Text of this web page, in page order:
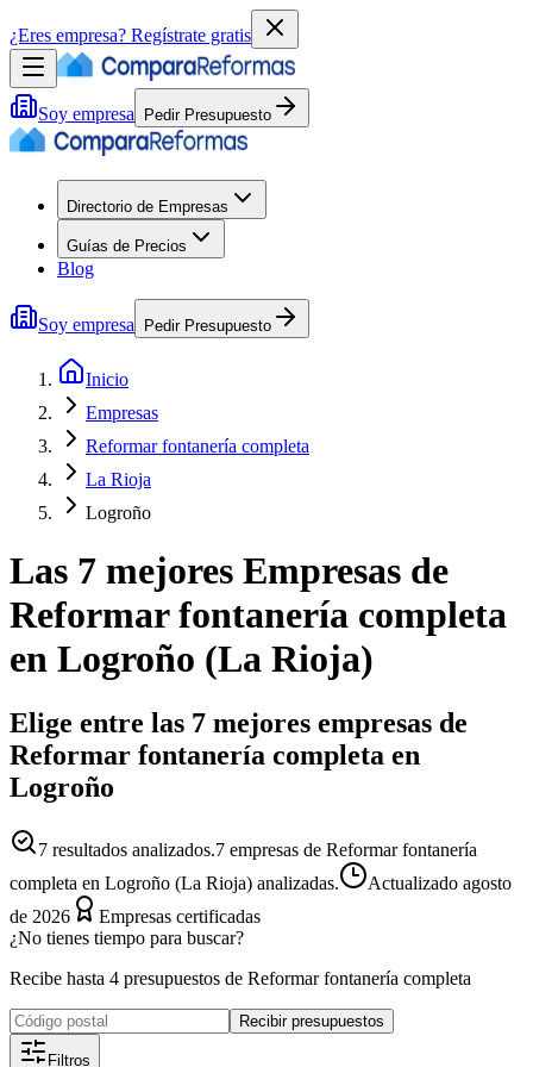
¿Eres empresa? Regístrate gratis
Soy empresa Pedir Presupuesto
Directorio de Empresas
Guías de Precios
Blog
Soy empresa Pedir Presupuesto
Inicio
Empresas
Reformar fontanería completa
La Rioja
Logroño
Las 7 mejores Empresas de
Reformar fontanería completa
en Logroño (La Rioja)
Elige entre las 7 mejores empresas de
Reformar fontanería completa en
Logroño
7 resultados analizados.7 empresas de Reformar fontanería
completa en Logroño (La Rioja) analizadas.
Actualizado agosto
de 2026
Empresas certificadas
¿No tienes tiempo para buscar?
Recibe hasta 4 presupuestos de Reformar fontanería completa
Recibir presupuestos
Filtros